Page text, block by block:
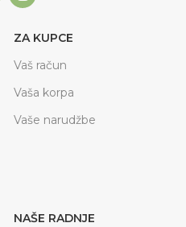
ZA KUPCE
Vaš račun
Vaša korpa
Vaše narudžbe
NAŠE RADNJE